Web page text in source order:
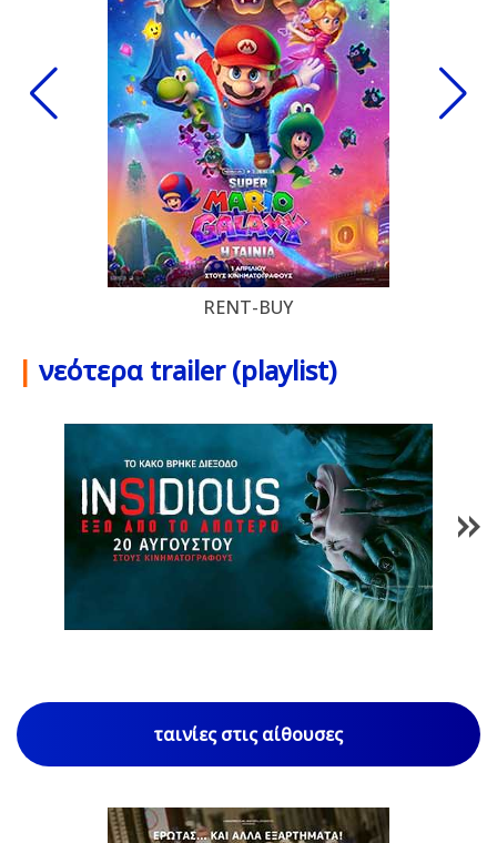
RENT-BUY
| νεότερα trailer (playlist)
1
ταινίες στις αίθουσες